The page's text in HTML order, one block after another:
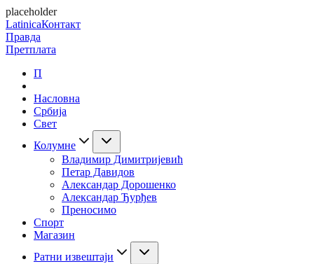
placeholder
LatinicaКонтакт
Правда
Претплата
П
Насловна
Србија
Свет
Колумне
Владимир Димитријевић
Петар Давидов
Александар Дорошенко
Александар Ђурђев
Преносимо
Спорт
Магазин
Ратни извештаји